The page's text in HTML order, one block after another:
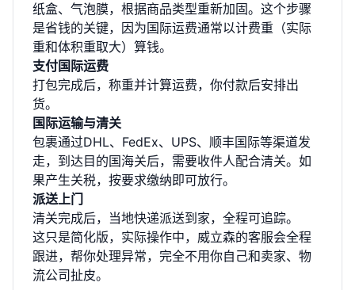
纸盒、气泡膜，根据商品类型重新加固。这个步骤
是省钱的关键，因为国际运费通常以计费重（实际
重和体积重取大）算钱。
支付国际运费
打包完成后，称重并计算运费，你付款后安排出
货。
国际运输与清关
包裹通过DHL、FedEx、UPS、顺丰国际等渠道发
走，到达目的国海关后，需要收件人配合清关。如
果产生关税，按要求缴纳即可放行。
派送上门
清关完成后，当地快递派送到家，全程可追踪。
这只是简化版，实际操作中，威立森的客服会全程
跟进，帮你处理异常，完全不用你自己和卖家、物
流公司扯皮。